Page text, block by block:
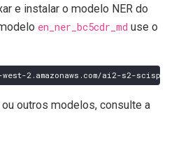
e instalar o modelo NER do
en_ner_bc5cdr_md use o
outros modelos, consulte a